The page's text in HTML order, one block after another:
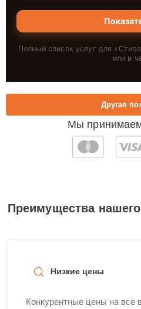
Полный список услуг для «
или в
Мы
Другая
Преимущества
Низкие цены
Конкурентные цены на все